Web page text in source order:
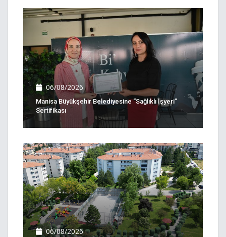
06/08/2026
Manisa Büyükşehir Belediyesine “Sağlıklı İşyeri”
Sertifikası
06/08/2026